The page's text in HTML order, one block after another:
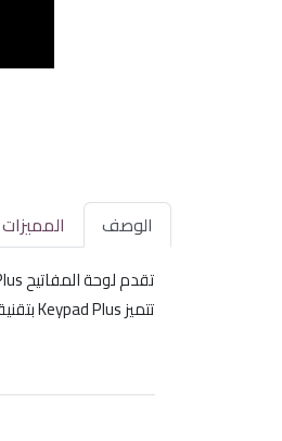
الوصف المميزات
تقدم لوحة المفاتيح Keypad Plus حلاً مبتكرًا وآمنًا لتحديد المستخدمين بسرعة وفعالية. تعتمد هذه اللوحة على تقنية DESFire®، مما يجعلها الخيار الأمثل لتحديد الهوية بدون تلامس.
تتميز Keypad Plus بتقنية تشفير متقدمة، مما يضمن حماية بيانات المستخدمين بشكل فعال، مما يجعلها مثالية للاستخدام في أنظمة الأمان الحديثة.